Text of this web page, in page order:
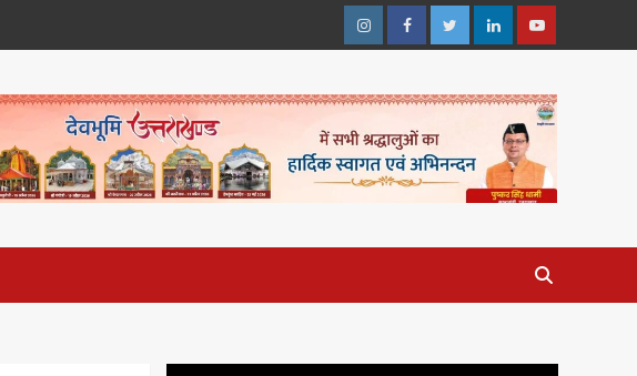
InstagramFacebookTwitterLinkedinYoutube